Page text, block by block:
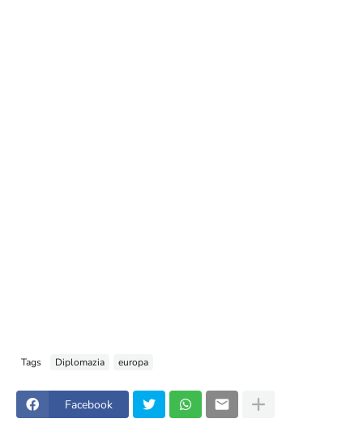
Tags Diplomazia europa
Facebook